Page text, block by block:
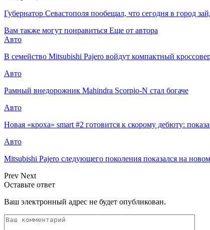
Губернатор Севастополя пообещал, что сегодня в город
Вам также могут понравиться Еще от автора
Авто
В семейство Mitsubishi Pajero войдут компактный
Авто
Рамный внедорожник Mahindra Scorpio-N стал богаче
Авто
Новая «кроха» smart #2 готовится к скорому дебюту:
Авто
Mitsubishi Pajero следующего поколения показался на
Prev Next
Оставьте ответ
Ваш электронный адрес не будет опубликован.